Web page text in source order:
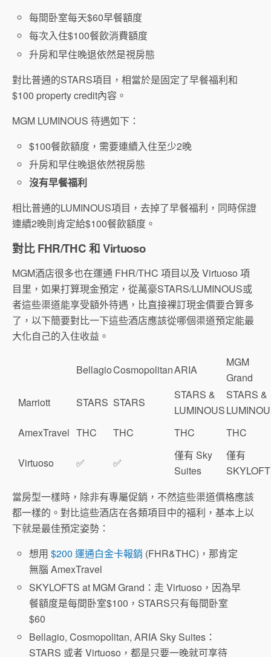
每間卧室每天$60早餐額度
每次入住$100餐飲消費額度
升房和早住晚退依然是視房態
對比普通的STARS項目，相當於是固定了早餐福利和
$100 property credit內容。
MGM LUMINOUS 待遇如下：
$100餐飲額度，需要連續入住至少2晚
升房和早住晚退依然視房態
沒有早餐福利
相比普通的LUMINOUS項目，去掉了早餐福利，同時保證
連續2晚則肯定給$100餐飲額度。
對比 FHR/THC 和 Virtuoso
MGM酒店很多也在運通 FHR/THC 項目以及 Virtuoso 項
目里，如果打算現金預定，從萬豪STARS/LUMINOUS或
者這些渠道能享受額外待遇，比直接裸訂現金價要合算多
了，以下簡要對比一下這些酒店應該從哪個渠道預定能最
大化自己的入住收益。
BellagioCosmopolitanARIA
MGM
Grand
Marriott
STARS STARS
STARS &
LUMINOUS
STARS &
AmexTravel THC THC THC THC
Virtuoso ✅ ✅
僅有 Sky
Suites
僅有
當房型一樣時，除非有專屬促銷，不然這些渠道價格應該
都一樣的。對比這些酒店在各類項目中的福利，基本上以
下就是最佳預定姿勢：
想用$200 運通白金卡報銷 (FHR&THC)，那肯定
無腦 AmexTravel
SKYLOFTS at MGM Grand：走 Virtuoso，因為早
餐額度是每間卧室$100，STARS只有每間卧室
$60
Bellagio, Cosmopolitan, ARIA Sky Suites：
STARS 或者 Virtuoso，都是只要一晚就可享待